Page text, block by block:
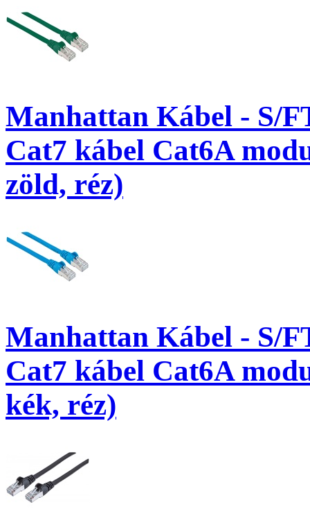
Manhattan Kábel - S/
Cat7 kábel Cat6A
zöld, réz)
Manhattan Kábel - S/
Cat7 kábel Cat6A
kék, réz)